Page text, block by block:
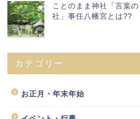
ことのまま神社「言葉
社」事任八幡宮とは??
カテゴリー
お正月・年末年始